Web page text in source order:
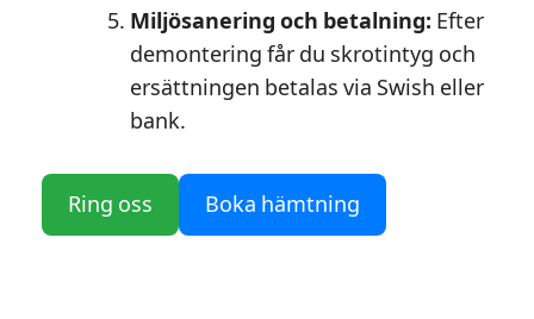
Miljösanering och betalning: Efter
demontering får du skrotintyg och
ersättningen betalas via Swish eller
bank.
Ring oss Boka hämtning